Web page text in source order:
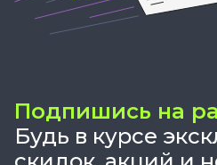
Подпишись на
Будь в курсе